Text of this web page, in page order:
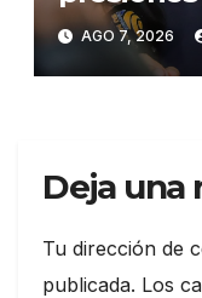
Suprema
AGO 7, 2026
Deja una
Tu dirección de
publicada. Los